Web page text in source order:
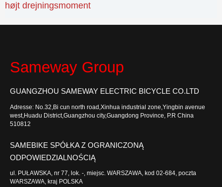
højt drejningsmoment
Sameway Group
GUANGZHOU SAMEWAY ELECTRIC BICYCLE CO.LTD
Adresse: No.32,Bi cun north road,Xinhua industrial zone,Yingbin avenue
west,Huadu District,Guangzhou city,Guangdong Province, P.R China
510812
SAMEBIKE SPÓŁKA Z OGRANICZONĄ
ODPOWIEDZIALNOŚCIĄ
ul. PUŁAWSKA, nr 77, lok. -, miejsc. WARSZAWA, kod 02-684, poczta
WARSZAWA, kraj POLSKA